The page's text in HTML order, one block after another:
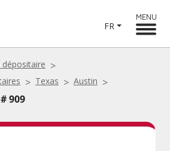
FR
MENU
Texas Austin
909